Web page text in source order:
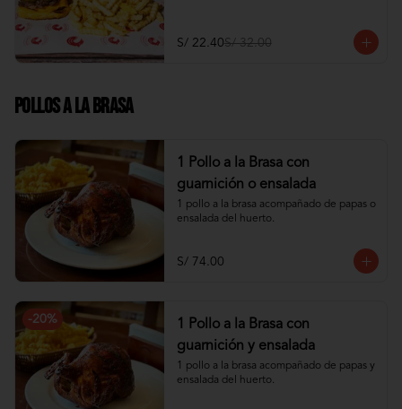
S/ 22.40S/ 32.00
Pollos a la Brasa
1 Pollo a la Brasa con
guarnición o ensalada
1 pollo a la brasa acompañado de papas o
ensalada del huerto.
S/ 74.00
-20%
1 Pollo a la Brasa con
guarnición y ensalada
1 pollo a la brasa acompañado de papas y
ensalada del huerto.